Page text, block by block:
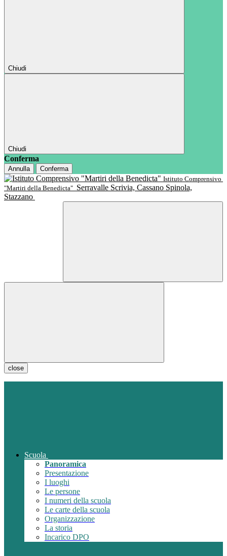
Chiudi
Chiudi
Conferma
Annulla
Conferma
Istituto Comprensivo
"Martiri della Benedicta" Serravalle Scrivia, Cassano Spinola,
Stazzano
close
Scuola
Panoramica
Presentazione
I luoghi
Le persone
I numeri della scuola
Le carte della scuola
Organizzazione
La storia
Incarico DPO